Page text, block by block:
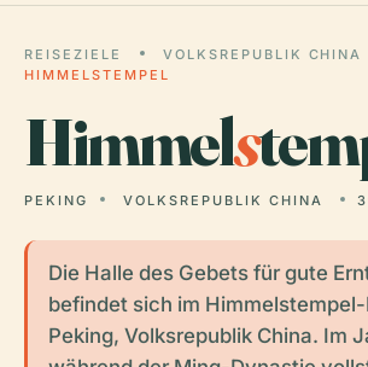
REISEZIELE VOLKSREPUBLIK CHINA
HIMMELSTEMPEL
Himmels
PEKING VOLKSREPUBLIK CHINA
Die Halle des Gebets für gute
befindet sich im
Peking, Volksrepublik China. Im